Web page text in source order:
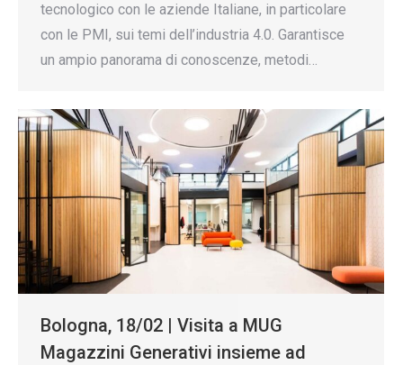
tecnologico con le aziende Italiane, in particolare
con le PMI, sui temi dell’industria 4.0. Garantisce
un ampio panorama di conoscenze, metodi…
Bologna, 18/02 | Visita a MUG
Magazzini Generativi insieme ad